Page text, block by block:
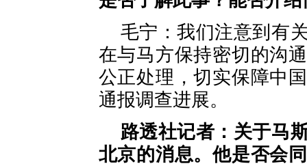
毛宁：我们注意到有
在与马方保持密切的沟
公正处理，切实保障中
通报调查进展。
路透社记者：关于马
北京的消息。他是否会